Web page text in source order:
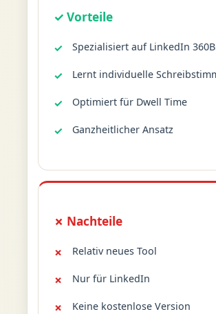
✓ Vorteile
Spezialisiert auf LinkedIn
Lernt individuelle
Optimiert für Dwell Time
Ganzheitlicher Ansatz
✗ Nachteile
Relativ neues Tool
Nur für LinkedIn
Keine kostenlose Version